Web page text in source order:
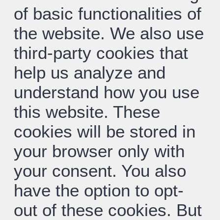
of basic functionalities of
the website. We also use
third-party cookies that
help us analyze and
understand how you use
this website. These
cookies will be stored in
your browser only with
your consent. You also
have the option to opt-
out of these cookies. But